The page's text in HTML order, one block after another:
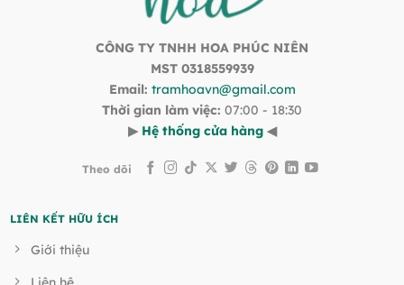
CÔNG TY TNHH HOA PHÚC NIÊN
MST 0318559939
Email: tramhoavn@gmail.com
Thời gian làm việc: 07:00 - 18:30
▶ Hệ thống cửa hàng ◀
Theo dõi
LIÊN KẾT HỮU ÍCH
Giới thiệu